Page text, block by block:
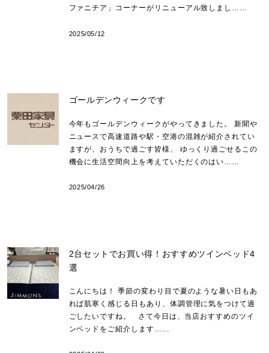
ファニチア」コーナーがリニューアル致しまし……
2025/05/12
ゴールデンウィークです
今年もゴールデンウィークがやってきました。 新聞や
ニュースで高速道路や駅・空港の混雑が紹介されてい
ますが、おうちで過ごす皆様、 ゆっくり過ごせるこの
機会に生活空間向上を考えていただくのはい……
2025/04/26
2台セットでお買い得！おすすめツインベッド4
選
こんにちは！ 季節の変わり目で夏のような暑い日もあ
れば肌寒く感じる日もあり、体調管理に気をつけて過
ごしたいですね。 さて今日は、当店おすすめのツイ
ンベッドをご紹介します……